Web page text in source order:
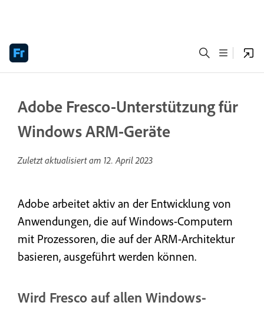
Adobe Fresco-Unterstützung für
Windows ARM-Geräte
Zuletzt aktualisiert am 12. April 2023
Adobe arbeitet aktiv an der Entwicklung von
Anwendungen, die auf Windows-Computern
mit Prozessoren, die auf der ARM-Architektur
basieren, ausgeführt werden können.
Wird Fresco auf allen Windows-